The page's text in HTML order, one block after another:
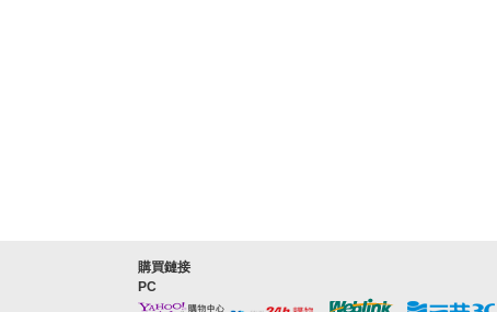
購買鏈接
PC